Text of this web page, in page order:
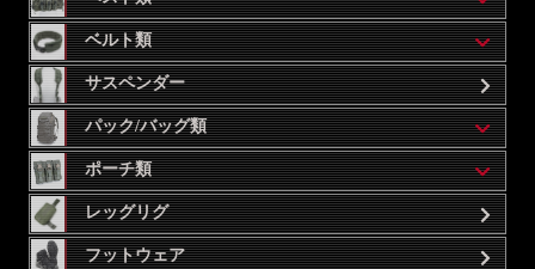
ベルト類
サスペンダー
パック/バッグ類
ポーチ類
レッグリグ
フットウェア